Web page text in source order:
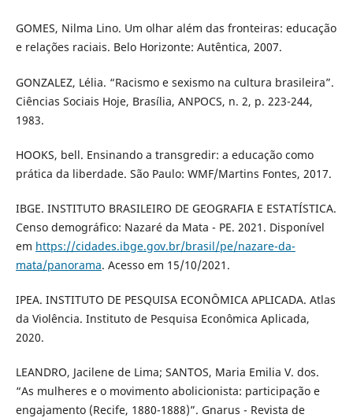
GOMES, Nilma Lino. Um olhar além das fronteiras: educação
e relações raciais. Belo Horizonte: Autêntica, 2007.
GONZALEZ, Lélia. “Racismo e sexismo na cultura brasileira”.
Ciências Sociais Hoje, Brasília, ANPOCS, n. 2, p. 223-244,
1983.
HOOKS, bell. Ensinando a transgredir: a educação como
prática da liberdade. São Paulo: WMF/Martins Fontes, 2017.
IBGE. INSTITUTO BRASILEIRO DE GEOGRAFIA E ESTATÍSTICA.
Censo demográfico: Nazaré da Mata - PE. 2021. Disponível
em https://cidades.ibge.gov.br/brasil/pe/nazare-da-
mata/panorama. Acesso em 15/10/2021.
IPEA. INSTITUTO DE PESQUISA ECONÔMICA APLICADA. Atlas
da Violência. Instituto de Pesquisa Econômica Aplicada,
2020.
LEANDRO, Jacilene de Lima; SANTOS, Maria Emilia V. dos.
“As mulheres e o movimento abolicionista: participação e
engajamento (Recife, 1880-1888)”. Gnarus - Revista de